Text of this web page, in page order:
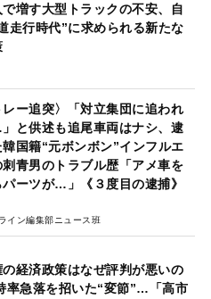
増す大型トラックの不安、自
走行時代”に求められる新たな
レー追突〉「対立集団に追われ
と供述も追尾車両はナシ、逮
国籍“元ボンボン”インフルエ
刺青男のトラブル歴「アメ車を
パーツが…」《３度目の逮捕》
イン編集部ニュース班
経済政策はなぜ評判が悪いの
率急落を招いた“変節”…「高市